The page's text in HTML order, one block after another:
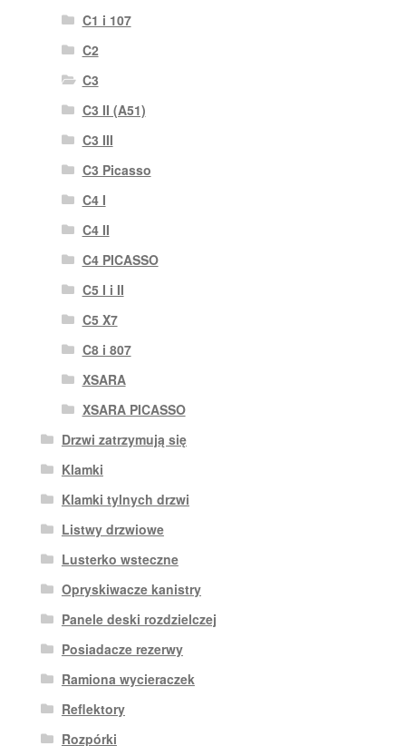
C1 i 107
C2
C3
C3 II (A51)
C3 III
C3 Picasso
C4 I
C4 II
C4 PICASSO
C5 I i II
C5 X7
C8 i 807
XSARA
XSARA PICASSO
Drzwi zatrzymują się
Klamki
Klamki tylnych drzwi
Listwy drzwiowe
Lusterko wsteczne
Opryskiwacze kanistry
Panele deski rozdzielczej
Posiadacze rezerwy
Ramiona wycieraczek
Reflektory
Rozpórki